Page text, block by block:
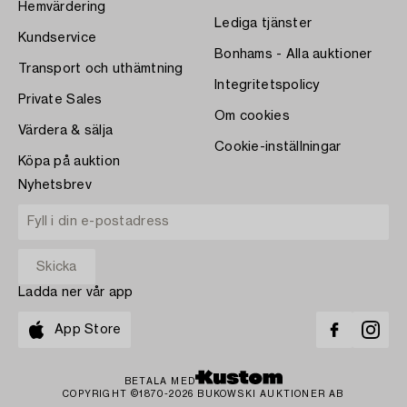
Hemvärdering
Kundservice
Transport och uthämtning
Private Sales
Värdera & sälja
Köpa på auktion
Lediga tjänster
Bonhams - Alla auktioner
Integritetspolicy
Om cookies
Cookie-inställningar
Nyhetsbrev
Ladda ner vår app
App Store
BETALA MED
COPYRIGHT ©1870-2026 BUKOWSKI AUKTIONER AB